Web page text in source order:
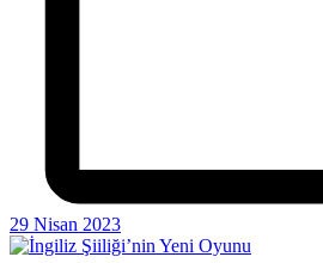
29 Nisan 2023